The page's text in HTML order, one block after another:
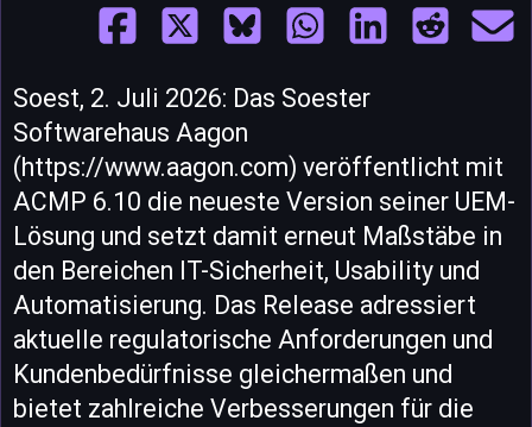
Soest, 2. Juli 2026: Das Soester
Softwarehaus Aagon
(https://www.aagon.com) veröffentlicht mit
ACMP 6.10 die neueste Version seiner UEM-
Lösung und setzt damit erneut Maßstäbe in
den Bereichen IT-Sicherheit, Usability und
Automatisierung. Das Release adressiert
aktuelle regulatorische Anforderungen und
Kundenbedürfnisse gleichermaßen und
bietet zahlreiche Verbesserungen für die